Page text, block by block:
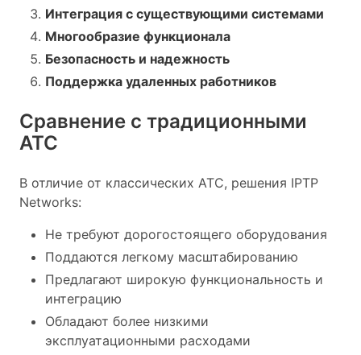
Интеграция с существующими системами
Многообразие функционала
Безопасность и надежность
Поддержка удаленных работников
Сравнение с традиционными
АТС
В отличие от классических АТС, решения IPTP
Networks:
Не требуют дорогостоящего оборудования
Поддаются легкому масштабированию
Предлагают широкую функциональность и
интеграцию
Обладают более низкими
эксплуатационными расходами